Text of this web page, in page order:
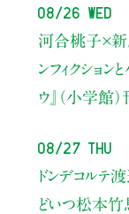
08/26 Wed
河合桃子×
ンフィクショ
ウ』（小学館
08/27 Thu
ドンデコルテ
どいつ松本竹